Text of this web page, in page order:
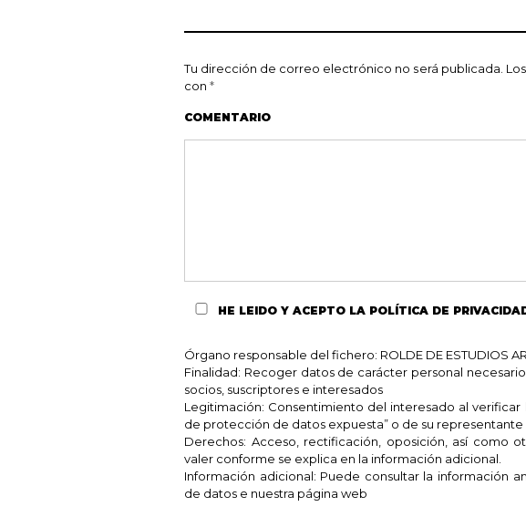
Tu dirección de correo electrónico no será publicada.
con *
COMENTARIO
HE LEIDO Y ACEPTO LA POLÍTICA DE
Órgano responsable del fichero: ROLDE DE ESTUDIOS
Finalidad: Recoger datos de carácter personal
socios, suscriptores e interesados
Legitimación: Consentimiento del interesado al
de protección de datos expuesta” o de su representante
Derechos: Acceso, rectificación, oposición, así como
valer conforme se explica en la información adicional.
Información adicional: Puede consultar la información
de datos e nuestra página web